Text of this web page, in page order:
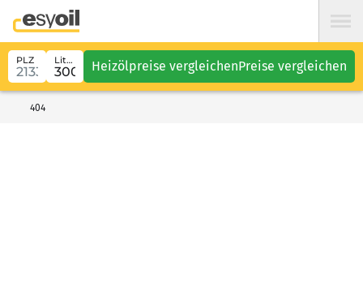
PLZ Liter Heizölpreise vergleichenPreise vergleichen
404